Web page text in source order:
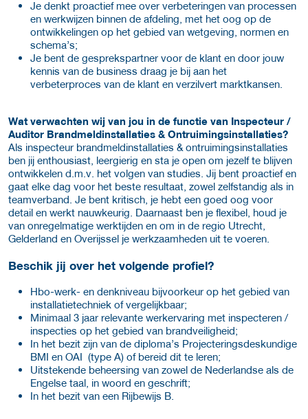
Je denkt proactief mee over verbeteringen van processen
en werkwijzen binnen de afdeling, met het oog op de
ontwikkelingen op het gebied van wetgeving, normen en
schema’s;
Je bent de gesprekspartner voor de klant en door jouw
kennis van de business draag je bij aan het
verbeterproces van de klant en verzilvert marktkansen.
Wat verwachten wij van jou in de functie van Inspecteur /
Auditor Brandmeldinstallaties & Ontruimingsinstallaties?
Als inspecteur brandmeldinstallaties & ontruimingsinstallaties
ben jij enthousiast, leergierig en sta je open om jezelf te blijven
ontwikkelen d.m.v. het volgen van studies. Jij bent proactief en
gaat elke dag voor het beste resultaat, zowel zelfstandig als in
teamverband. Je bent kritisch, je hebt een goed oog voor
detail en werkt nauwkeurig. Daarnaast ben je flexibel, houd je
van onregelmatige werktijden en om in de regio Utrecht,
Gelderland en Overijssel je werkzaamheden uit te voeren.
Beschik jij over het volgende profiel?
Hbo-werk- en denkniveau bijvoorkeur op het gebied van
installatietechniek of vergelijkbaar;
Minimaal 3 jaar relevante werkervaring met inspecteren /
inspecties op het gebied van brandveiligheid;
In het bezit zijn van de diploma’s Projecteringsdeskundige
BMI en OAI (type A) of bereid dit te leren;
Uitstekende beheersing van zowel de Nederlandse als de
Engelse taal, in woord en geschrift;
In het bezit van een Rijbewijs B.